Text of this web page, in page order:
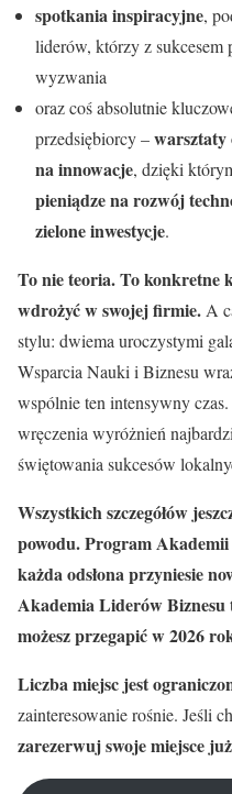
spotkania inspiracyjne,
liderów, którzy z sukcesem
wyzwania
oraz coś absolutnie
przedsiębiorcy –warsztaty
na innowacje, dzięki
pieniądze na rozwój
zielone inwestycje.
To nie teoria. To konkretne
wdrożyć w swojej firmie. A
stylu: dwiema uroczystymi
Wsparcia Nauki i Biznesu
wspólnie ten intensywny
wręczenia wyróżnień
świętowania sukcesów
Wszystkich szczegółów
powodu. Program Akademii
każda odsłona przyniesie
Akademia Liderów
możesz przegapić w 2026
Liczba miejsc jest
zainteresowanie rośnie. Jeśli
zarezerwuj swoje miejsce